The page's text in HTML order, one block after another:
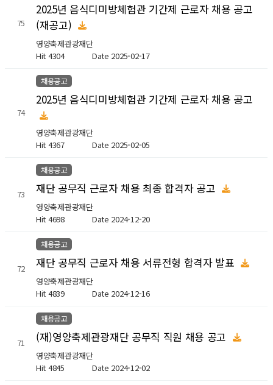
75
2025년 음식디미방체험관 기간제 근로자 채용 공고
(재공고)
영양축제관광재단
Hit 4304 Date 2025-02-17
74
채용공고
2025년 음식디미방체험관 기간제 근로자 채용 공고
영양축제관광재단
Hit 4367 Date 2025-02-05
73
채용공고
재단 공무직 근로자 채용 최종 합격자 공고
영양축제관광재단
Hit 4698 Date 2024-12-20
72
채용공고
재단 공무직 근로자 채용 서류전형 합격자 발표
영양축제관광재단
Hit 4839 Date 2024-12-16
71
채용공고
(재)영양축제관광재단 공무직 직원 채용 공고
영양축제관광재단
Hit 4845 Date 2024-12-02